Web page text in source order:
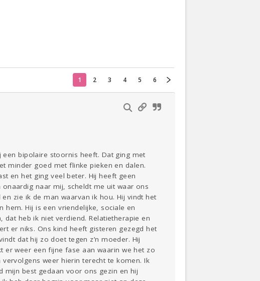
1 2 3 4 5 6
bipolaire stoornis heeft. Dat ging met
minder goed met flinke pieken en dalen.
en het ging veel beter. Hij heeft geen
naar mij, scheldt me uit waar ons
zie ik de man waarvan ik hou. Hij vindt het
Hij is een vriendelijke, sociale en
heb ik niet verdiend. Relatietherapie en
er niks. Ons kind heeft gisteren gezegd het
dat hij zo doet tegen z’n moeder. Hij
er weer een fijne fase aan waarin we het zo
weer hierin terecht te komen. Ik
mijn best gedaan voor ons gezin en hij